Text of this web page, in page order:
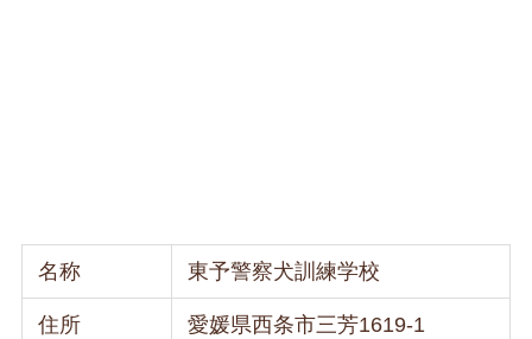
名称 東予警察犬訓練学校
住所 愛媛県西条市三芳1619-1